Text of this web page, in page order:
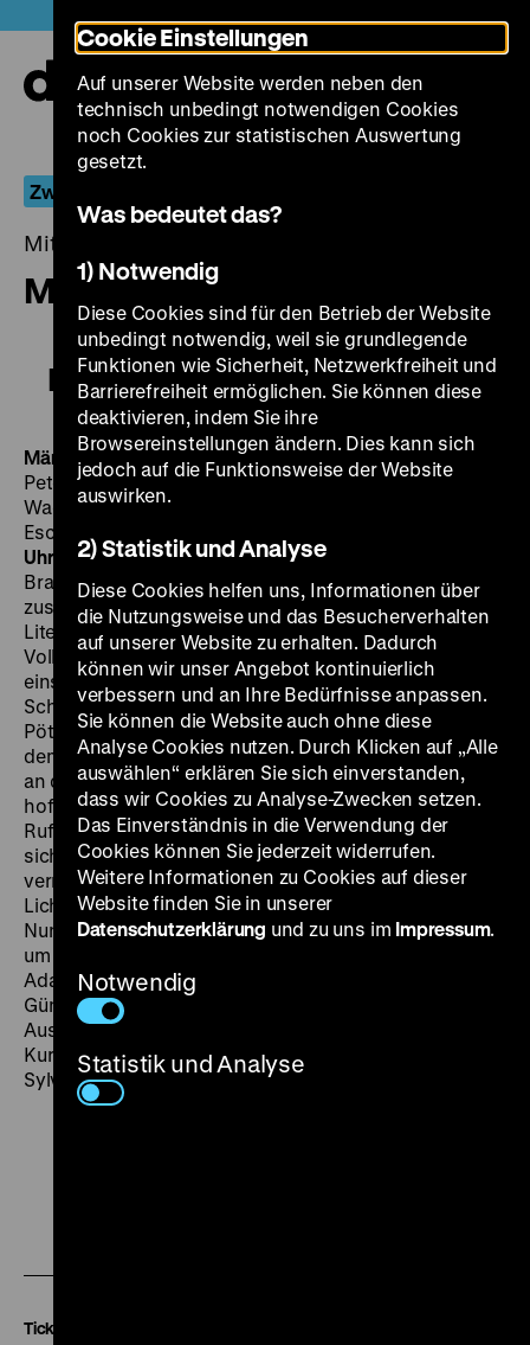
zum
Seiteninhalt
springen
Zwischen Revolution und Restauration
Mittwoch, 17. Januar 2018, 19.00 - 00.00 Uhr
Märkische Forschungen
Märkische Forschungen
Märkische ForschungenDDR 1982, R/B: Roland Gräf, K:
Peter Brand, D: Hermann Beyer, Kurt Böwe, Jutta
Wachowiak, Dieter Franke, Trude Bechmann, Eberhard
Esche, 96’
Uhr Eine Autopanne in einem Dorf in der Mark
Brandenburg führt zwei unterschiedliche Männer
zusammen, die ein gemeinsames Interesse haben:
Literaturprofessor Menzel steht kurz vor der
Vollendung einer 600-seitigen Monografie über den
einst hier heimischen jakobinischen Dichter Max von
Schwedenow. Dorfschullehrer und Hobbyhistoriker
Pötsch hat eigene Forschungen über den Literaten aus
dem 18. Jahrhundert angestellt und wird von Menzel
an dessen Institut nach Berlin eingeladen. Pötsch
hofft auf beruflichen Aufstieg und folgt freudig dem
Ruf des bekannten Akademikers. Doch schnell stellt
sich heraus, dass Pötschs Forschungen den
vermeintlich revolutionären Dichter in einem anderen
Licht erscheinen lassen als bei Menzel vorgesehen.
Nun zieht der Hochschulprofessor andere Saiten auf,
um den lästigen Rivalen kaltzustellen … In Roland Gräfs
Adaption der geistreichen literarischen Vorlage von
Günter de Bruyn brillieren die beiden
Ausnahmeschauspieler Hermann Beyer (Pötsch) und
Kurt Böwe (Menzel). „Eine ernste Filmkomödie“ (Regine
Sylvester,Kino DDR, Nr. 4/1982). (obr)
Tickets
Cookie Einstellungen
Auf unserer Website werden neben den
technisch unbedingt notwendigen Cookies
noch Cookies zur statistischen Auswertung
gesetzt.
Was bedeutet das?
1) Notwendig
Diese Cookies sind für den Betrieb der Website
unbedingt notwendig, weil sie grundlegende
Funktionen wie Sicherheit, Netzwerkfreiheit und
Barrierefreiheit ermöglichen. Sie können diese
deaktivieren, indem Sie ihre
Browsereinstellungen ändern. Dies kann sich
jedoch auf die Funktionsweise der Website
auswirken.
2) Statistik und Analyse
Diese Cookies helfen uns, Informationen über
die Nutzungsweise und das Besucherverhalten
auf unserer Website zu erhalten. Dadurch
können wir unser Angebot kontinuierlich
verbessern und an Ihre Bedürfnisse anpassen.
Sie können die Website auch ohne diese
Analyse Cookies nutzen. Durch Klicken auf „Alle
auswählen“ erklären Sie sich einverstanden,
dass wir Cookies zu Analyse-Zwecken setzen.
Das Einverständnis in die Verwendung der
Cookies können Sie jederzeit widerrufen.
Weitere Informationen zu Cookies auf dieser
Website finden Sie in unserer
Datenschutzerklärung und zu uns im Impressum.
Notwendig
Statistik und Analyse